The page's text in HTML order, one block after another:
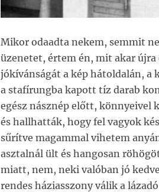
Mikor odaadta nekem, semmit
üzenetet, értem én, mit akar
jókívánságát a kép hátoldalán,
a stafírungba kapott tíz darab
egész násznép előtt, könnyeivel
és hallhatták, hogy fel vagyok
sűrítve magammal vihetem
asztalnál ült és hangosan
miatt, nem, neki valóban jó
rendes háziasszony válik a